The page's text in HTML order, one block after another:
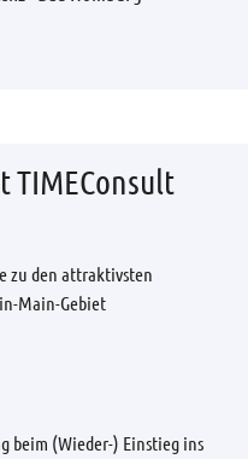
TIMEConsult
zu den attraktivsten
Main-Gebiet
beim (Wieder-) Einstieg ins